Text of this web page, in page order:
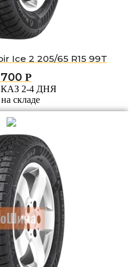
Ice 2 205/65 R15 99T
Р
2-4 ДНЯ
складе